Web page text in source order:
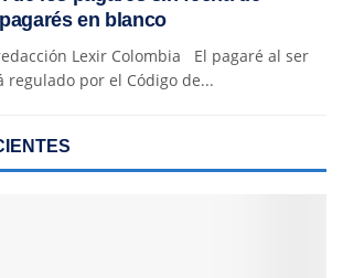
en blanco
Lexir Colombia El pagaré al ser
regulado por el Código de...